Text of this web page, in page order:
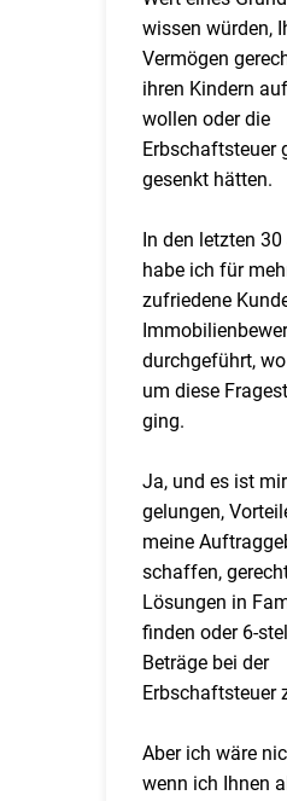
wissen würden,
Vermögen
ihren Kindern
wollen oder die
Erbschaftsteuer
gesenkt hätten.
In den letzten
habe ich für
zufriedene
durchgeführt,
um diese
ging.
Ja, und es ist
gelungen,
meine
schaffen,
Lösungen in
finden oder 6-
Beträge bei der
Erbschaftsteuer
Aber ich wäre
wenn ich Ihnen